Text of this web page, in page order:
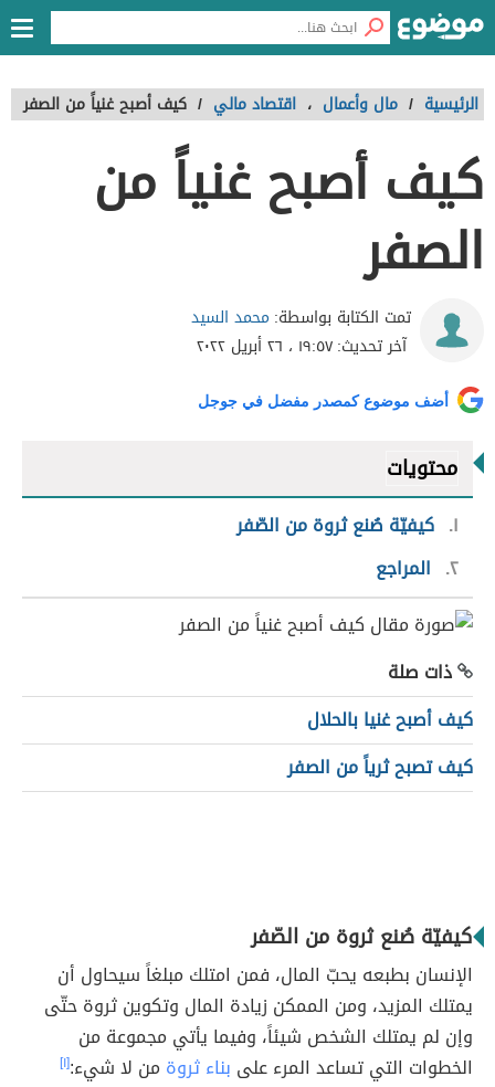
الرئيسية / مال وأعمال ، اقتصاد مالي / كيف أصبح غنياً من الصفر
كيف أصبح غنياً من
الصفر
تمت الكتابة بواسطة: محمد السيد
آخر تحديث:١٩:٥٧ ، ٢٦ أبريل ٢٠٢٢
أضف موضوع كمصدر مفضل في جوجل
محتويات
١ كيفيّة صُنع ثروة من الصّفر
٢ المراجع
ذات صلة
كيف أصبح غنيا بالحلال
كيف تصبح ثرياً من الصفر
كيفيّة صُنع ثروة من الصّفر
الإنسان بطبعه يحبّ المال، فمن امتلك مبلغاً سيحاول أن
يمتلك المزيد، ومن الممكن زيادة المال وتكوين ثروة حتّى
وإن لم يمتلك الشخص شيئاً، وفيما يأتي مجموعة من
الخطوات التي تساعد المرء على بناء ثروة من لا شيء:[١]